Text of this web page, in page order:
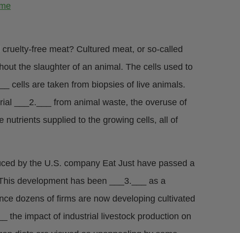
free meat? Cultured meat, or so-called
the slaughter of an animal. The cells used to
cells are taken from biopsies of live animals.
___2.___ from animal waste, the overuse of
nutrients supplied to the growing cells, all of
by the U.S. company Eat Just have passed a
development has been ___3.___ as a
dozens of firms are now developing cultivated
the impact of industrial livestock production on